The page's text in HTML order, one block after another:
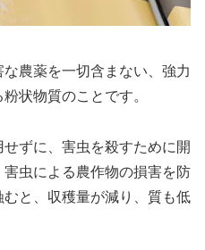
な農薬を一切含まない、強力
状物質のことです。
ずに、害虫を殺すために開
虫による農作物の損害を防
と、収穫量が減り、質も低